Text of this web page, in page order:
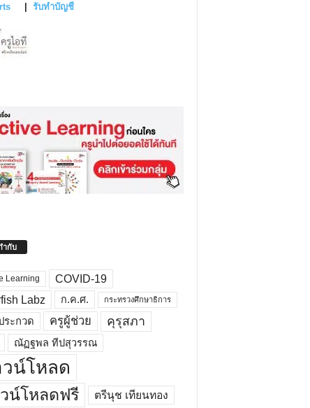
รับทำบัญชี
ำกับ
Learning
COVID-19
Labz
ก.ค.ศ. กระทรวงศึกษาธิการ
ระกวด ครูผู้ช่วย คุรุสภา
ณัฏฐพล ทีปสุวรรณ
น์โหลด
น์โหลดฟรี ตรีนุช เทียนทอง